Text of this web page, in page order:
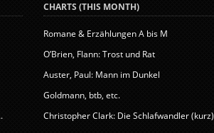
CHARTS (THIS MONTH)
Romane & Erzählungen A bis M
O’Brien, Flann: Trost und Rat
Auster, Paul: Mann im Dunkel
Goldmann, btb, etc.
Christopher Clark: Die Schlafwandler (kurz)